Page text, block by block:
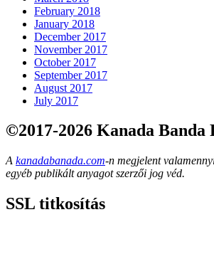
February 2018
January 2018
December 2017
November 2017
October 2017
September 2017
August 2017
July 2017
©2017-2026 Kanada Banda
A kanadabanada.com-n megjelent
egyéb publikált anyagot szerzői jog véd.
SSL titkosítás